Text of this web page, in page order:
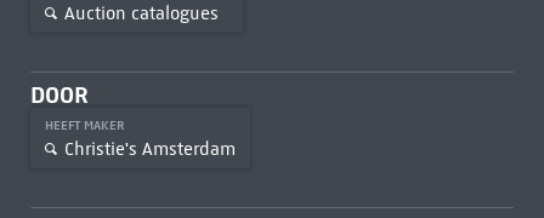
Auction catalogues
DOOR
HEEFT MAKER
Christie's Amsterdam